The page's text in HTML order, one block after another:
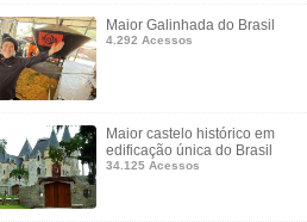
Maior Galinhada do Brasil
4.292 Acessos
Maior castelo histórico em
edificação única do Brasil
34.125 Acessos